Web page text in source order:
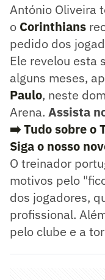
António Oliveira
o Corinthians
pedido dos
Ele revelou esta
alguns meses,
Paulo, neste
Arena. Assista
➡️ Tudo sobre o
Siga o nosso
O treinador
motivos pelo
dos jogadores,
profissional.
pelo clube e a